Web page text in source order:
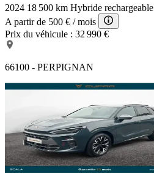
2024 18 500 km Hybride rechargeable
A partir de 500 € / mois
Prix du véhicule : 32 990 €
66100 - PERPIGNAN